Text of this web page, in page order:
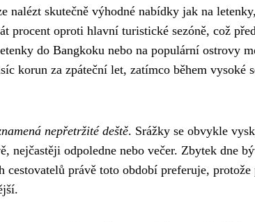
nalézt skutečně výhodné nabídky jak na
procent oproti hlavní turistické sezóně, což
do Bangkoku nebo na populární ostrovy
korun za zpáteční let, zatímco během vysoké
nepřetržité deště. Srážky se obvykle
odpoledne nebo večer. Zbytek dne
právě toto období preferuje, protože